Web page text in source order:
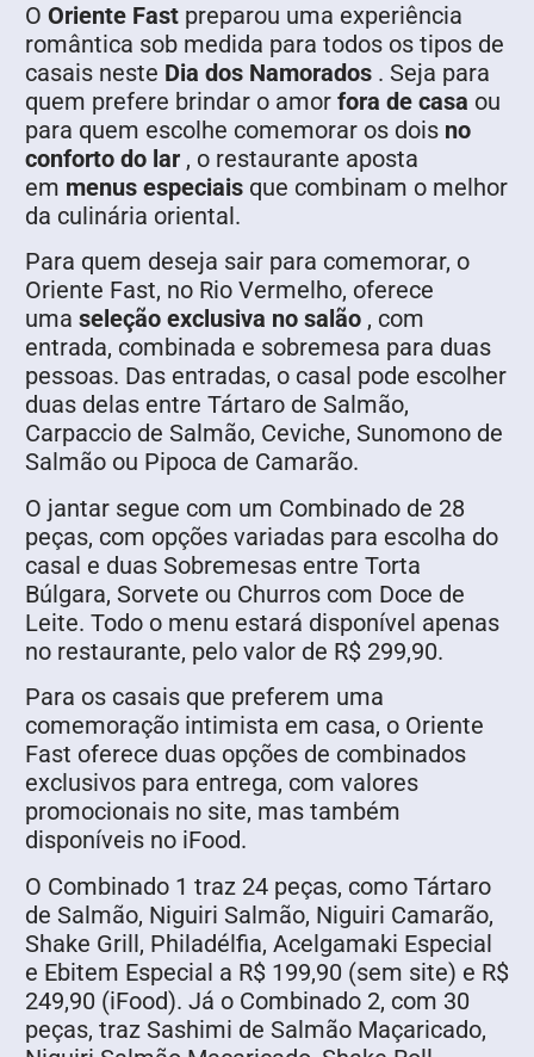
O Oriente Fast preparou uma experiência
romântica sob medida para todos os tipos de
casais neste Dia dos Namorados . Seja para
quem prefere brindar o amor fora de casa ou
para quem escolhe comemorar os dois no
conforto do lar , o restaurante aposta
em menus especiais que combinam o melhor
da culinária oriental.
Para quem deseja sair para comemorar, o
Oriente Fast, no Rio Vermelho, oferece
uma seleção exclusiva no salão , com
entrada, combinada e sobremesa para duas
pessoas. Das entradas, o casal pode escolher
duas delas entre Tártaro de Salmão,
Carpaccio de Salmão, Ceviche, Sunomono de
Salmão ou Pipoca de Camarão.
O jantar segue com um Combinado de 28
peças, com opções variadas para escolha do
casal e duas Sobremesas entre Torta
Búlgara, Sorvete ou Churros com Doce de
Leite. Todo o menu estará disponível apenas
no restaurante, pelo valor de R$ 299,90.
Para os casais que preferem uma
comemoração intimista em casa, o Oriente
Fast oferece duas opções de combinados
exclusivos para entrega, com valores
promocionais no site, mas também
disponíveis no iFood.
O Combinado 1 traz 24 peças, como Tártaro
de Salmão, Niguiri Salmão, Niguiri Camarão,
Shake Grill, Philadélfia, Acelgamaki Especial
e Ebitem Especial a R$ 199,90 (sem site) e R$
249,90 (iFood). Já o Combinado 2, com 30
peças, traz Sashimi de Salmão Maçaricado,